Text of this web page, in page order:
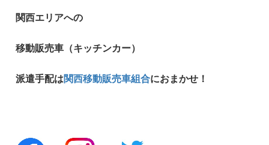
関西エリアへの
移動販売車（キッチンカー）
派遣手配は関西移動販売車組合におまかせ！